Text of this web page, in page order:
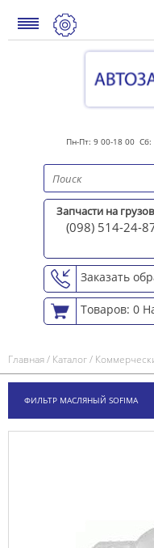
Пн-Пт: 9 00-18 00
Запчасти на
(098) 514-24-
Заказать
Товаров: 0
Главная/ Каталог/
ФИЛЬТР МАСЛЯНЫЙ SOFIMA